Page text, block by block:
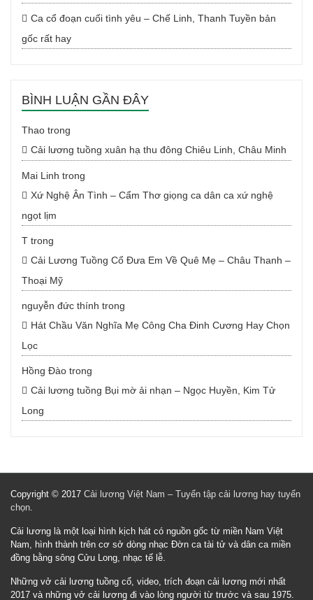
Ca cổ đoạn cuối tình yêu – Chế Linh, Thanh Tuyền bản
gốc rất hay
BÌNH LUẬN GẦN ĐÂY
Thao trong
Cải lương tuồng xuân hạ thu đông Chiêu Linh, Châu Minh
Mai Linh trong
Xứ Nghệ Ân Tình – Cẩm Thơ giọng ca dân ca xứ nghệ
ngọt lịm
T trong
Cải Lương Tuồng Cổ Đưa Em Về Quê Mẹ – Châu Thanh –
Thoại Mỹ
nguyễn đức thính trong
Hát Chầu Văn Nghĩa Mẹ Công Cha Đinh Cương Hay Chọn
Lọc
Hồng Đào trong
Cải lương tuồng Bụi mờ ải nhạn – Ngọc Huyền, Kim Tử
Long
Copyright © 2017 Cải lương Việt Nam – Tuyển tập cải lương hay tuyển
chọn.
Cải lương là một loại hình kịch hát có nguồn gốc từ miền Nam Việt
Nam, hình thành trên cơ sở dòng nhạc Đờn ca tài tử và dân ca miền
đồng bằng sông Cửu Long, nhạc tế lễ.
Những vở cải lương tuồng cổ, video, trích đoạn cải lương mới nhất
2017 và những vở cải lương đi vào lòng người từ trước và sau 1975.